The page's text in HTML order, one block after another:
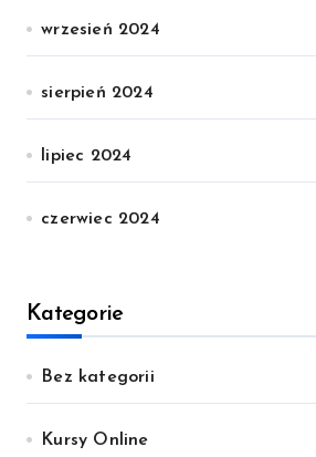
wrzesień 2024
sierpień 2024
lipiec 2024
czerwiec 2024
Kategorie
Bez kategorii
Kursy Online